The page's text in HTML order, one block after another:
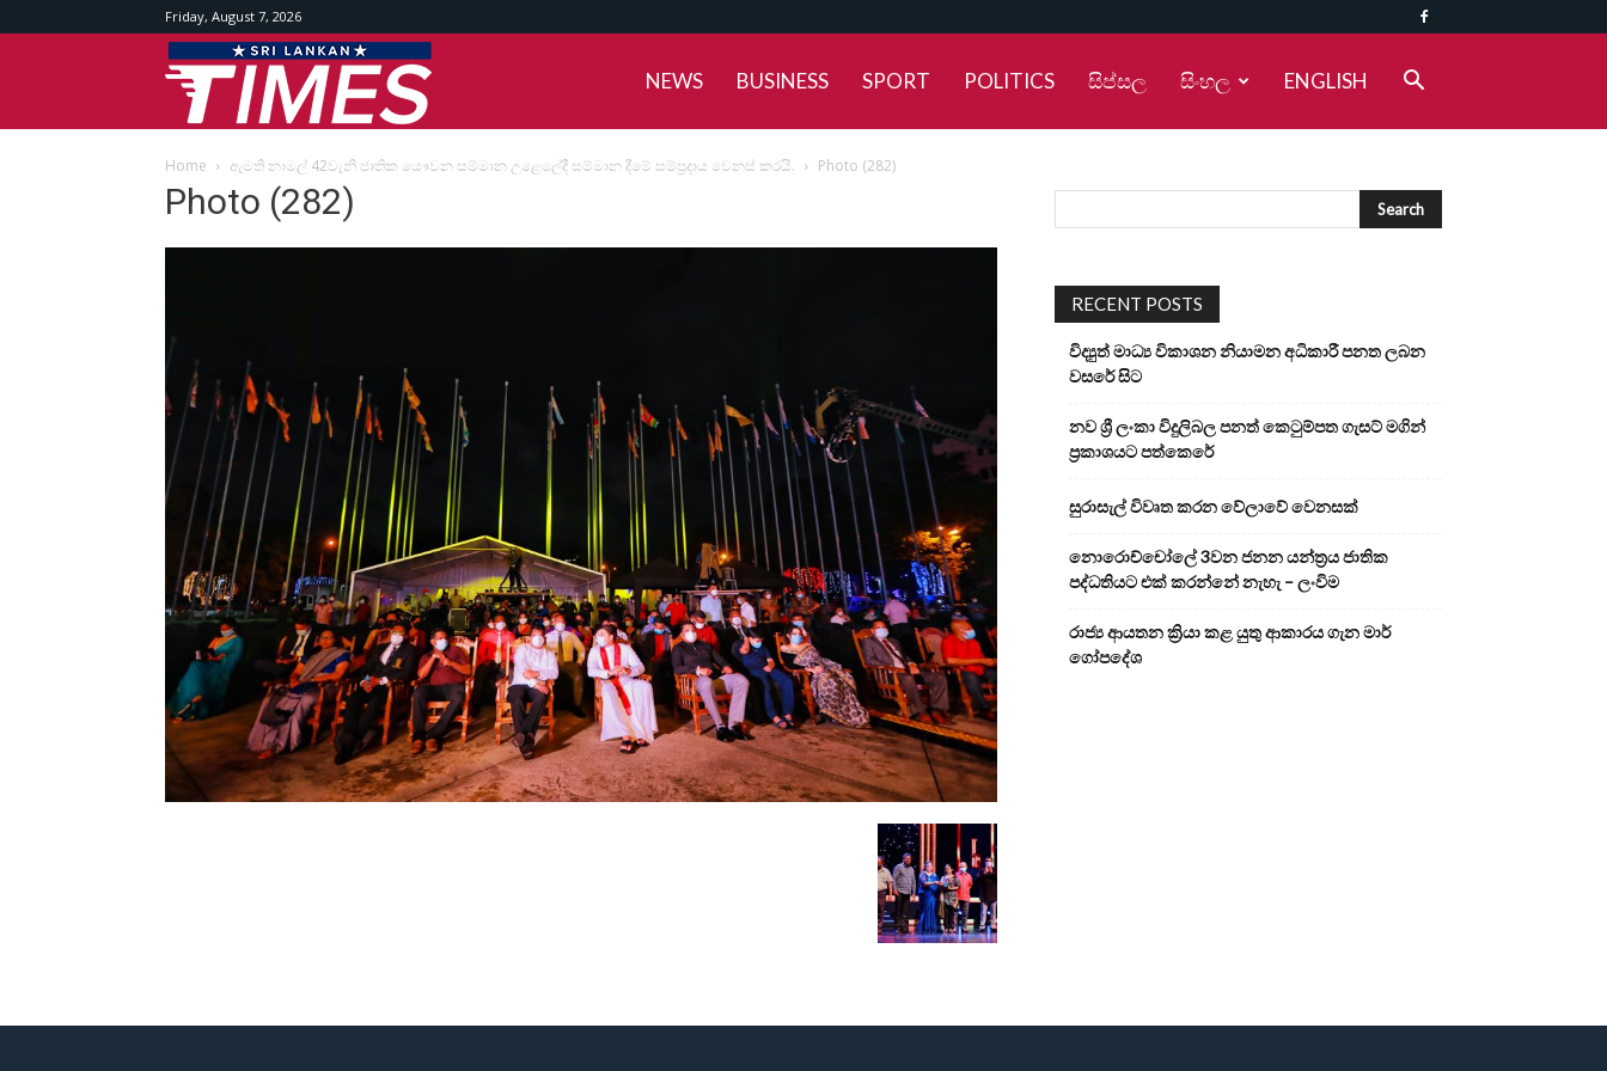
Friday, August 7, 2026
Srilankan
Times
NEWS BUSINESS SPORT POLITICS සිප්සල සිංහල ENGLISH
Home ඇමති නාමල් 42වැනි ජාතික යෞවන සම්මාන උළෙලේදී සම්මාන දීමේ සම්ප්‍රදාය වෙනස් කරයි. Photo (282)
Photo (282)
RECENT POSTS
විද්‍යුත් මාධ්‍ය විකාශන නියාමන අධිකාරී පනත ලබන
වසරේ සිට
නව ශ්‍රී ලංකා විදුලිබල පනත් කෙටුම්පත ගැසට් මගින්
ප්‍රකාශයට පත්කෙරේ
සුරාසැල් විවෘත කරන වේලාවේ වෙනසක්
නොරොච්චෝලේ 3වන ජනන යන්ත්‍රය ජාතික
පද්ධතියට එක් කරන්නේ නැහැ – ලංවිම
රාජ්‍ය ආයතන ක්‍රියා කළ යුතු ආකාරය ගැන මාර්
ගෝපදේශ